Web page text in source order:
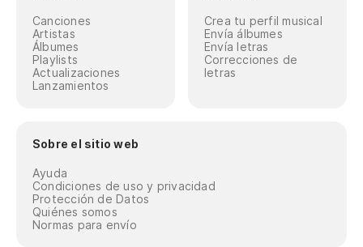
Canciones
Artistas
Álbumes
Playlists
Actualizaciones
Lanzamientos
Crea tu perfil musical
Envía álbumes
Envía letras
Correcciones de
letras
Sobre el sitio web
Ayuda
Condiciones de uso y privacidad
Protección de Datos
Quiénes somos
Normas para envío